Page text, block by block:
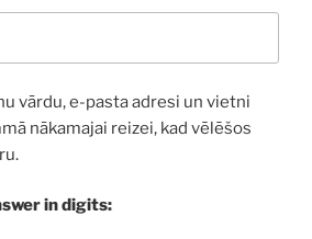
vārdu, e-pasta adresi un vietni
nākamajai reizei, kad vēlēšos
in digits: